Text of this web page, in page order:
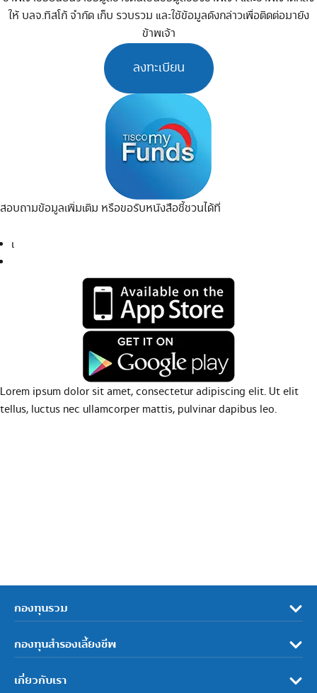
ให้ บลจ.ทิสโก้ จำกัด เก็บ รวบรวม และใช้ข้อมูลดังกล่าวเพื่อติดต่อมายัง
ข้าพเจ้า
ลงทะเบียน
สอบถามข้อมูลเพิ่มเติม หรือขอรับหนังสือชี้ชวนได้ที่
เ
Lorem ipsum dolor sit amet, consectetur adipiscing elit. Ut elit
tellus, luctus nec ullamcorper mattis, pulvinar dapibus leo.
กองทุนรวม
กองทุนสำรองเลี้ยงชีพ
เกี่ยวกับเรา